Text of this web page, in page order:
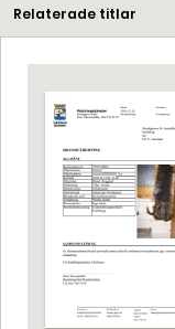
Relaterade titlar